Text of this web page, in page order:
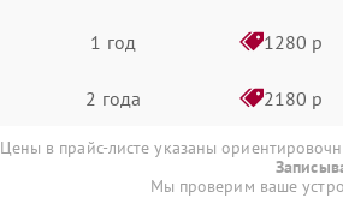
1 год 1280 р
2 года 2180 р
Цены в прайс-листе указаны
Мы проверим ваше